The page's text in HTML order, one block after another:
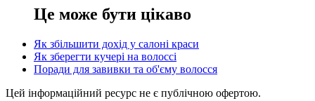
Це може бути цікаво
Як збільшити дохід у салоні краси
Як зберегти кучері на волоссі
Поради для завивки та об'єму волосся
Цей інформаційний ресурс не є публічною офертою.